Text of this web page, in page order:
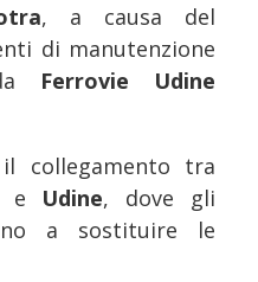
, a causa del
di manutenzione
Ferrovie Udine
collegamento tra
e Udine, dove gli
a sostituire le